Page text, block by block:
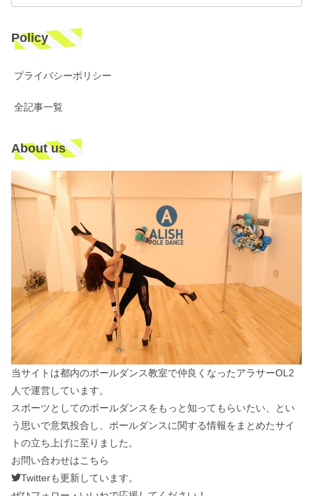
Policy
プライバシーポリシー
全記事一覧
About us
当サイトは都内のポールダンス教室で仲良くなったアラサーOL2
人で運営しています。
スポーツとしてのポールダンスをもっと知ってもらいたい、とい
う思いで意気投合し、ポールダンスに関する情報をまとめたサイ
トの立ち上げに至りました。
お問い合わせはこちら
Twitterも更新しています。